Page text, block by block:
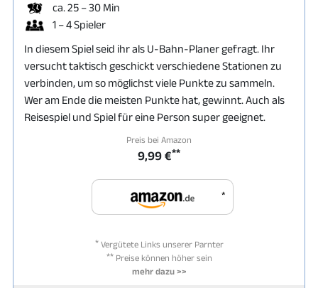
ca. 25 – 30 Min
1 – 4 Spieler
In diesem Spiel seid ihr als U-Bahn-Planer gefragt. Ihr
versucht taktisch geschickt verschiedene Stationen zu
verbinden, um so möglichst viele Punkte zu sammeln.
Wer am Ende die meisten Punkte hat, gewinnt. Auch als
Reisespiel und Spiel für eine Person super geeignet.
Preis bei Amazon
9,99 €**
*
*Vergütete Links unserer Parnter
**Preise können höher sein
mehr dazu >>